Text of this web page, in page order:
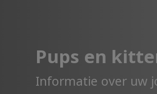
Pups en
Informatie over uw